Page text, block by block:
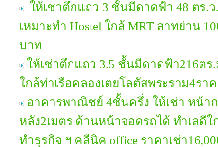
ให้เช่าตึกแถว 3 ชั้นมีดาดฟ้า 48 ตร.
เหมาะทำ Hostel ใกล้ MRT สาทย่าน
บาท
ให้เช่าตึกแถว 3.5 ชั้นมีดาดฟ้า216ต
ใกล้ท่าเรือคลองเตยโลตัสพระราม4รา
อาคารพาณิชย์ 4ชั้นครึ่ง ให้เช่า หน้า
หลัง2เมตร ด้านหน้าจอดรถได้ ทำเลดี
ทำธุรกิจ ฯ คลีนิค office ราคาเช่า